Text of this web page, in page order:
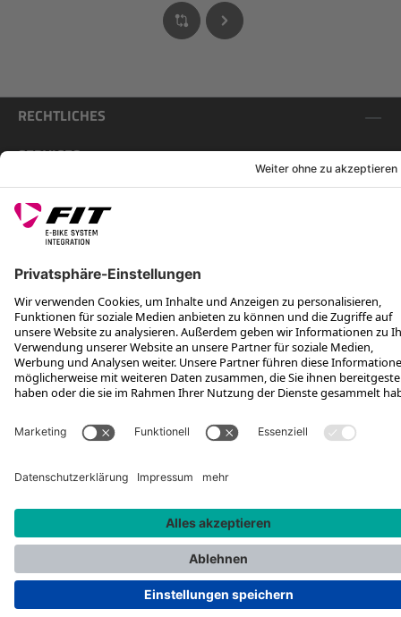
RECHTLICHES
SERVICES
FOLGE UNS AUF
*Unverbindliche Preisempfehlung inkl. MwSt. zzgl. Versandkosten
Rotax Bike Technology AG © 2025